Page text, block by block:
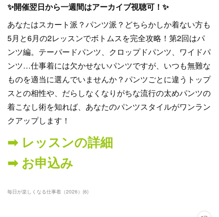
✨開催翌日から一週間はアーカイブ視聴可！✨
あなたはスカート派？パンツ派？どちらかしか着ない方も
5月と6月の2レッスンでボトムスを完全攻略！第2回はパ
ンツ編。テーパードパンツ、クロップドパンツ、ワイドパ
ンツ…仕事着には欠かせないパンツですが、いつも無難な
ものを適当に選んでいませんか？パンツごとに違うトップ
スとの相性や、だらしなくなりがちな流行の太めパンツの
着こなし術を知れば、あなたのパンツスタイルがワンラン
クアップします！
➡︎ レッスンの詳細
➡︎ お申込み
毎日が楽しくなる仕事着（2026） (6)